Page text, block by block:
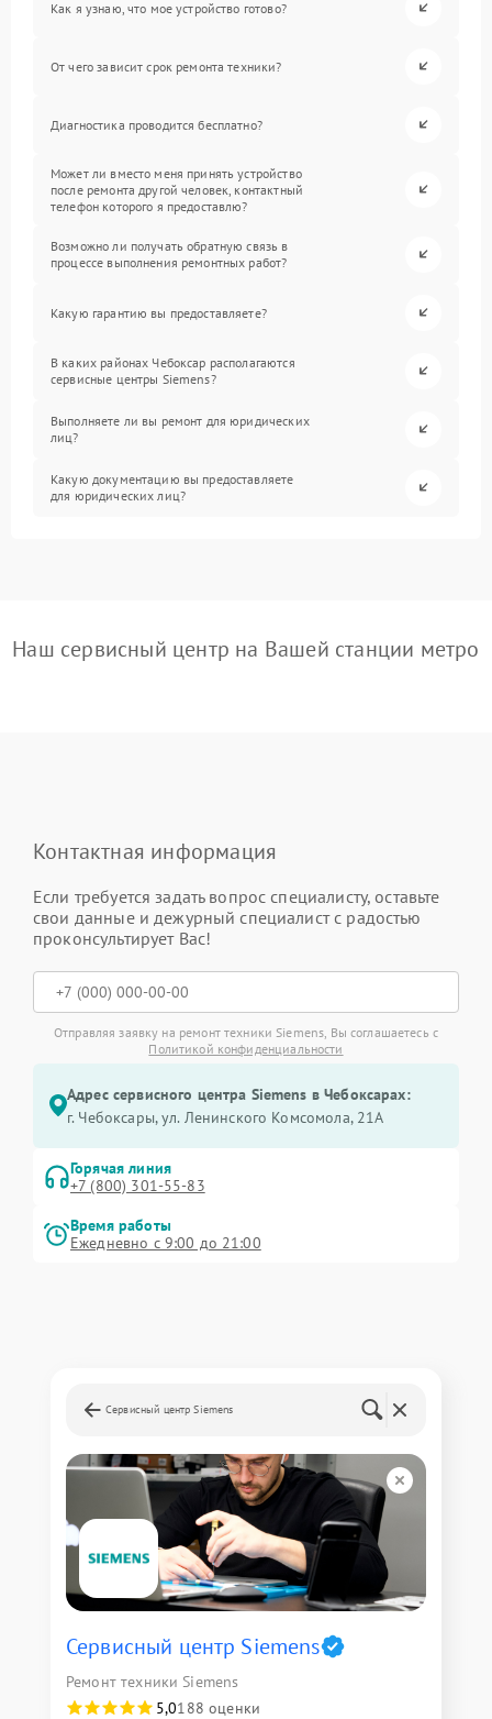
Как я узнаю, что мое устройство готово?
От чего зависит срок ремонта техники?
Диагностика проводится бесплатно?
Может ли вместо меня принять устройство
после ремонта другой человек, контактный
телефон которого я предоставлю?
Возможно ли получать обратную связь в
процессе выполнения ремонтных работ?
Какую гарантию вы предоставляете?
В каких районах Чебоксар располагаются
сервисные центры Siemens?
Выполняете ли вы ремонт для юридических
лиц?
Какую документацию вы предоставляете
для юридических лиц?
Наш сервисный центр на Вашей станции метро
Контактная информация
Если требуется задать вопрос специалисту, оставьте
свои данные и дежурный специалист с радостью
проконсультирует Вас!
Отправляя заявку на ремонт техники Siemens, Вы соглашаетесь с
Политикой конфиденциальности
Адрес сервисного центра Siemens в Чебоксарах:
г. Чебоксары, ул. Ленинского Комсомола, 21А
Горячая линия
+7 (800) 301-55-83
Время работы
Ежедневно с 9:00 до 21:00
Сервисный центр Siemens
Сервисный центр Siemens
Ремонт техники Siemens
5,0188 оценки